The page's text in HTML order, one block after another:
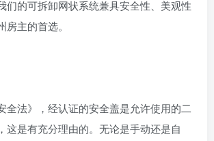
们的可拆卸网状系统兼具安全性、美观性
主的首选。
全法》，经认证的安全盖是允许使用的二
这是有充分理由的。无论是手动还是自